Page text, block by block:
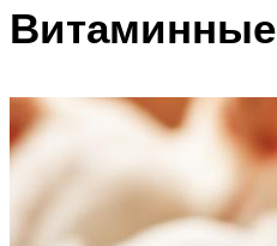
Витаминные